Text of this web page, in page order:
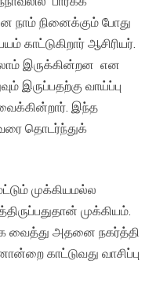
நாம் நினைக்கும் போது
காட்டுகிறார் ஆசிரியர்.
இருக்கின்றன என
இருப்பதற்கு வாய்ப்பு
இந்த
தொடர்ந்துக்
முக்கியமல்ல
முக்கியம்.
வைத்து அதனை நகர்த்தி
காட்டுவது வாசிப்பு